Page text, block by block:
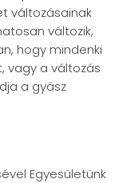
változásainak
változik,
hogy mindenki
vagy a változás
a gyász
Egyesületünk